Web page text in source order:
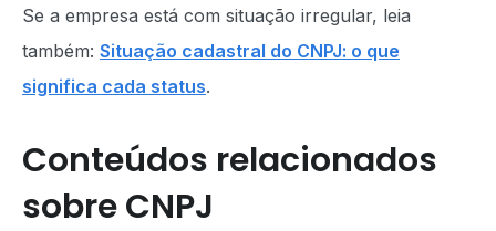
Se a empresa está com situação irregular, leia
também: Situação cadastral do CNPJ: o que
significa cada status.
Conteúdos relacionados
sobre CNPJ